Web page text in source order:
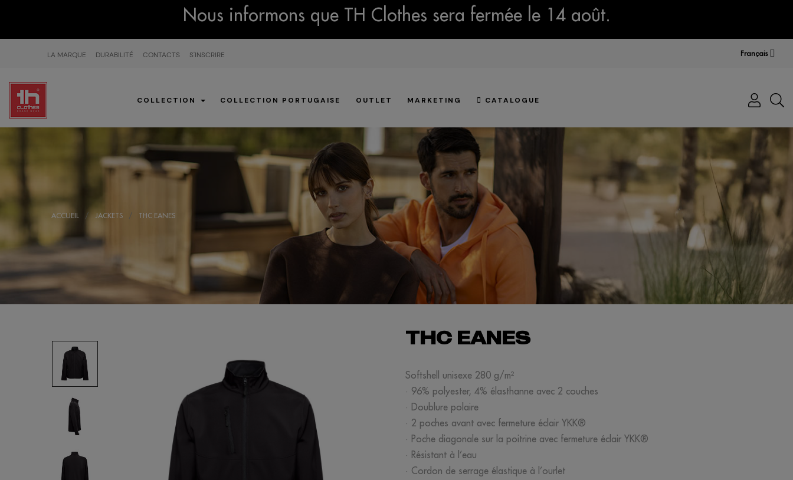
Nous informons que TH Clothes sera fermée le 14 août.
LA MARQUE DURABILITÉ CONTACTS S'INSCRIRE Français
COLLECTION COLLECTION PORTUGAISE OUTLET MARKETING CATALOGUE
ACCUEIL JACKETS THC EANES
THC EANES
Softshell unisexe 280 g/m²
· 96% polyester, 4% élasthanne avec 2 couches
· Doublure polaire
· 2 poches avant avec fermeture éclair YKK®
· Poche diagonale sur la poitrine avec fermeture éclair YKK®
· Résistant à l’eau
· Cordon de serrage élastique à l’ourlet